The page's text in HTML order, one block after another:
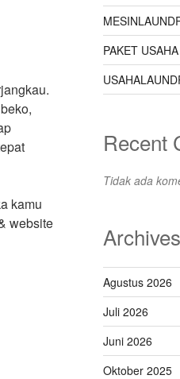
kamu
website
PAKET
Recent
Tidak ada
Archives
Agustus 2026
Juli 2026
Juni 2026
Oktober 2025